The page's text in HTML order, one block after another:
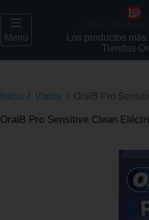
Menú
Los productos
Tiendas
Inicio / Varios / OralB Pro
OralB Pro Sensitive Clean